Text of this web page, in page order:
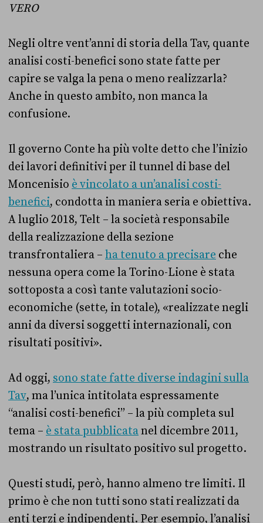
VERO
Negli oltre vent’anni di storia della Tav, quante
analisi costi-benefici sono state fatte per
capire se valga la pena o meno realizzarla?
Anche in questo ambito, non manca la
confusione.
Il governo Conte ha più volte detto che l’inizio
dei lavori definitivi per il tunnel di base del
Moncenisio è vincolato a un’analisi costi-
benefici, condotta in maniera seria e obiettiva.
A luglio 2018, Telt – la società responsabile
della realizzazione della sezione
transfrontaliera – ha tenuto a precisare che
nessuna opera come la Torino-Lione è stata
sottoposta a così tante valutazioni socio-
economiche (sette, in totale), «realizzate negli
anni da diversi soggetti internazionali, con
risultati positivi».
Ad oggi, sono state fatte diverse indagini sulla
Tav, ma l’unica intitolata espressamente
“analisi costi-benefici” – la più completa sul
tema – è stata pubblicatanel dicembre 2011,
mostrando un risultato positivo sul progetto.
Questi studi, però, hanno almeno tre limiti. Il
primo è che non tutti sono stati realizzati da
enti terzi e indipendenti. Per esempio, l’analisi